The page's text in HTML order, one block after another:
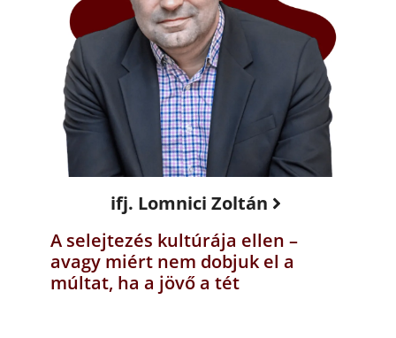
ifj. Lomnici Zoltán
A selejtezés kultúrája ellen –
avagy miért nem dobjuk el a
múltat, ha a jövő a tét